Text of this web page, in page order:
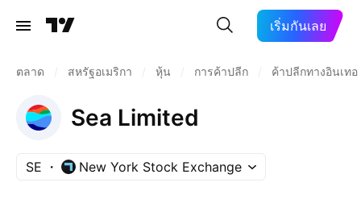
เริ่มกันเลย
ตลาด สหรัฐอเมริกา หุ้น การค้าปลีก ค้าปลีกทางอินเทอ
Sea Limited
SE New York Stock Exchange